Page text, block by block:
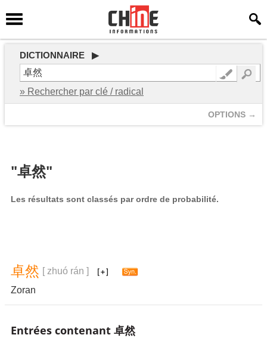
DICTIONNAIRE ▶
» Rechercher par clé / radical
OPTIONS →
"卓然"
Les résultats sont classés par ordre de probabilité.
卓然 [ zhuó rán ]
Zoran
Entrées contenant 卓然